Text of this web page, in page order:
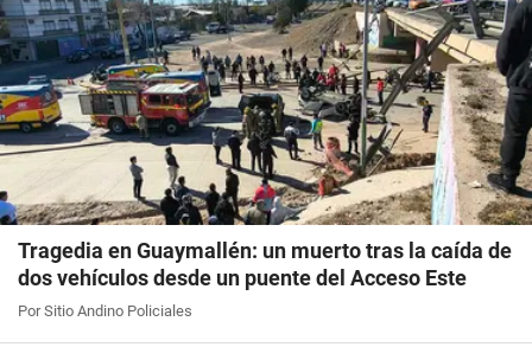
Tragedia en Guaymallén: un muerto tras la caída de
dos vehículos desde un puente del Acceso Este
Por Sitio Andino Policiales